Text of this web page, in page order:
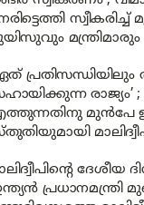
മന്ത്രിമാരും
പ്രതിസന്ധിയിലും
രാജ്യം’ ;
മുൻപേ
പ്രധാനമന്ത്രി